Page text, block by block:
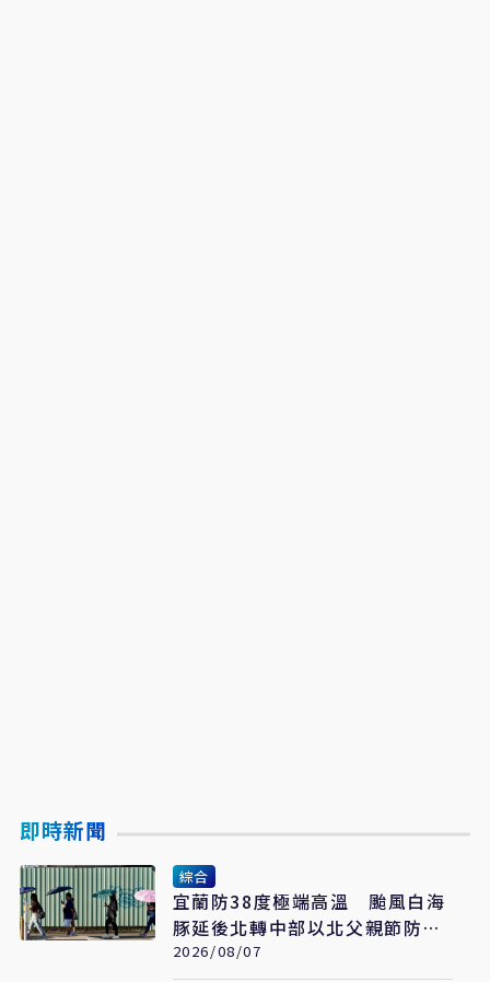
即時新聞
綜合
宜蘭防38度極端高溫 颱風白海
豚延後北轉中部以北父親節防豪
大雨
2026/08/07